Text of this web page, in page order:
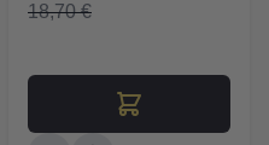
18,70 €